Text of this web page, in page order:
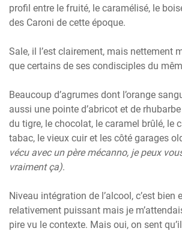
profil entre le fruité, le caramélisé, le
des Caroni de cette époque.
Sale, il l’est clairement, mais nettement
que certains de ses condisciples du
Beaucoup d’agrumes dont l’orange
aussi une pointe d’abricot et de
du tigre, le chocolat, le caramel brûlé, le
tabac, le vieux cuir et les côté garages
vécu avec un père mécanno, je peux
vraiment ça).
Niveau intégration de l’alcool, c’est bien
relativement puissant mais je
pire vu le contexte. Mais oui, on sent